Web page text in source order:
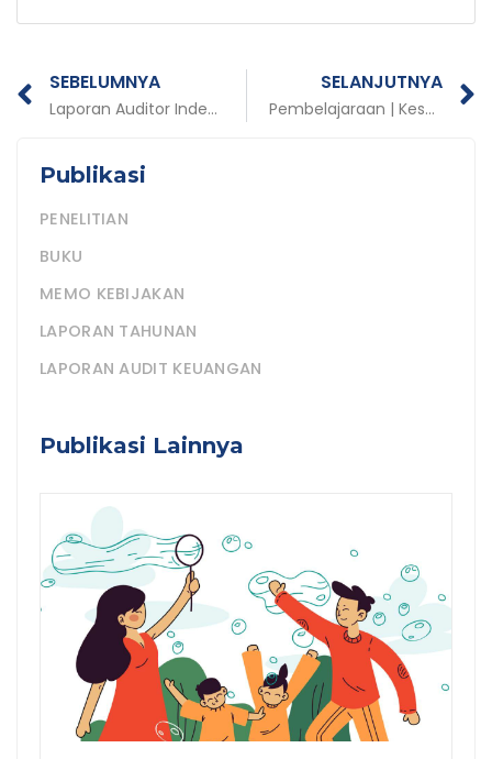
Prev
SEBELUMNYA
Laporan Auditor Independen 2015
SELANJUTNYA
Pembelajaraan | Kesuksesan Aktivis Difabel Tingkatkan Akses Difabel dan Masyarakat Miskin di Lombok Barat Terhadap Kepesertaan BPJS Kesehatan
Publikasi
PENELITIAN
BUKU
MEMO KEBIJAKAN
LAPORAN TAHUNAN
LAPORAN AUDIT KEUANGAN
Publikasi Lainnya